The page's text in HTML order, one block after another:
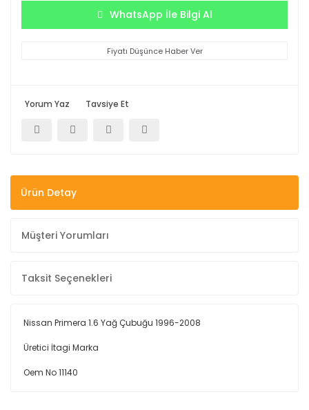
WhatsApp İle Bilgi Al
Fiyatı Düşünce Haber Ver
Yorum Yaz Tavsiye Et
Ürün Detay
Müşteri Yorumları
Taksit Seçenekleri
Nissan Primera 1.6 Yağ Çubuğu 1996-2008
Üretici İtagi Marka
Oem No 11140